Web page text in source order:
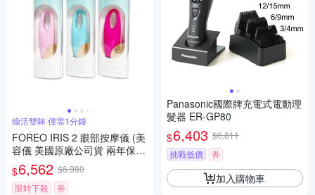
煥活雙眸 僅需1分鐘
FOREO IRIS 2 眼部按摩儀 (美
容儀 美國原廠公司貨 兩年保
固)
$6,562 $6,980
限時下殺
券
Panasonic國際牌充電式電動理
髮器 ER-GP80
$6,403 $6,811
挑戰低價
券
加入購物車